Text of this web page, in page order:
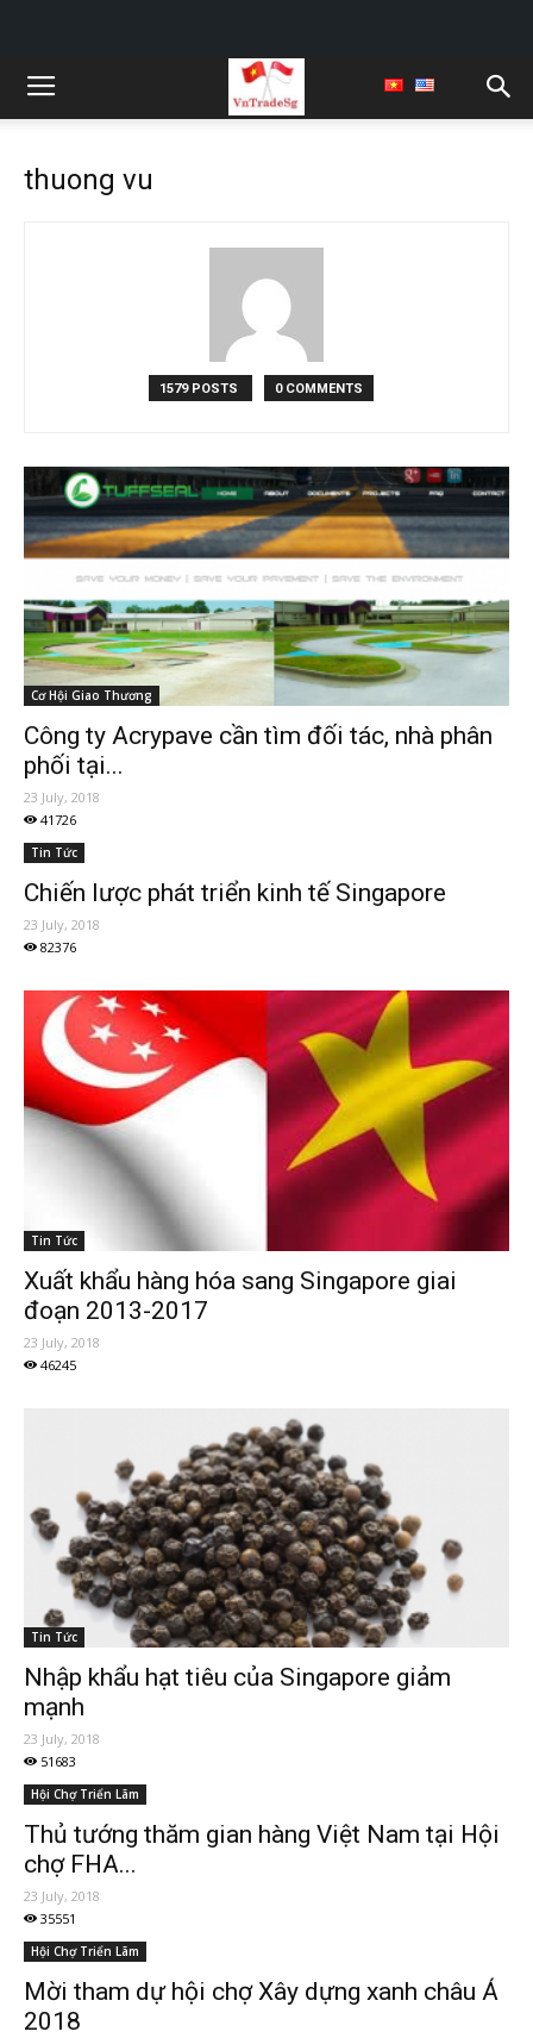
thuong vu
1579 POSTS 0 COMMENTS
Cơ Hội Giao Thương
Công ty Acrypave cần tìm đối tác, nhà phân
phối tại...
23 July, 2018
41726
Tin Tức
Chiến lược phát triển kinh tế Singapore
23 July, 2018
82376
Tin Tức
Xuất khẩu hàng hóa sang Singapore giai
đoạn 2013-2017
23 July, 2018
46245
Tin Tức
Nhập khẩu hạt tiêu của Singapore giảm
mạnh
23 July, 2018
51683
Hội Chợ Triển Lãm
Thủ tướng thăm gian hàng Việt Nam tại Hội
chợ FHA...
23 July, 2018
35551
Hội Chợ Triển Lãm
Mời tham dự hội chợ Xây dựng xanh châu Á
2018